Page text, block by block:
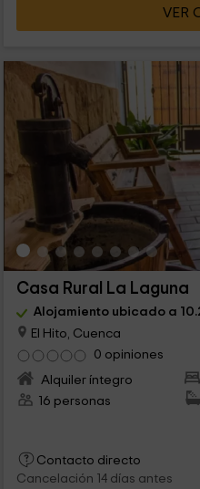
VER
Casa Rural La Laguna
Alojamiento ubicado a
El Hito, Cuenca
0 opiniones
Alquiler íntegro
16 personas
Contacto directo
Cancelación 14 días antes